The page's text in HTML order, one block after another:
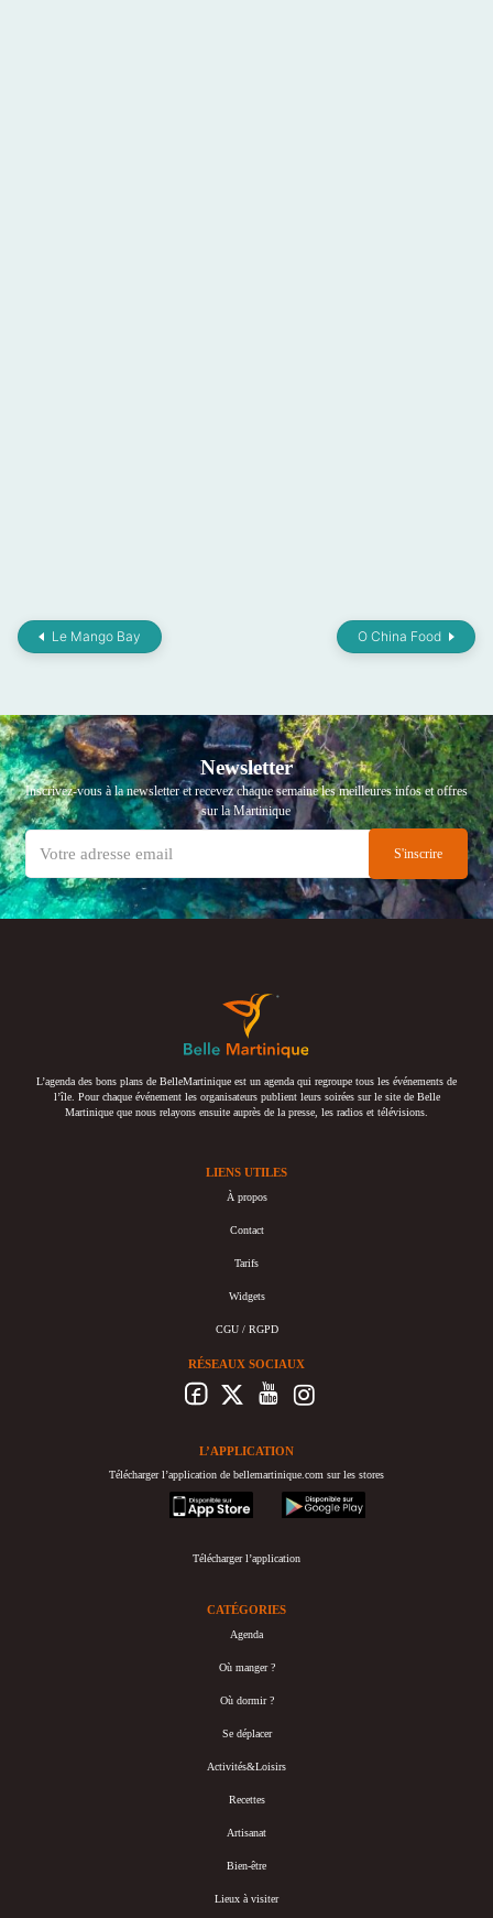
Le Mango Bay O China Food
Newsletter
Inscrivez-vous à la newsletter et recevez chaque semaine les meilleures infos et offres
sur la Martinique
L’agenda des bons plans de BelleMartinique est un agenda qui regroupe tous les événements de
l’île. Pour chaque événement les organisateurs publient leurs soirées sur le site de Belle
Martinique que nous relayons ensuite auprès de la presse, les radios et télévisions.
LIENS UTILES
À propos
Contact
Tarifs
Widgets
CGU / RGPD
RÉSEAUX SOCIAUX
L’APPLICATION
Télécharger l’application de bellemartinique.com sur les stores
appstore
googleplay
Télécharger l’application
CATÉGORIES
Agenda
Où manger ?
Où dormir ?
Se déplacer
Activités&Loisirs
Recettes
Artisanat
Bien-être
Lieux à visiter